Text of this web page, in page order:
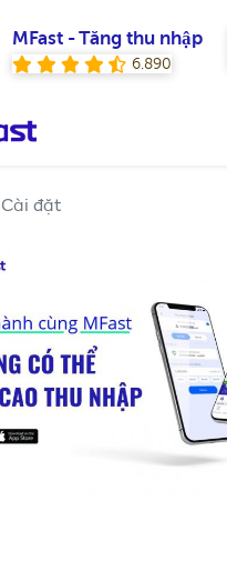
MFast - Tăng thu nhập
6.890
Cài đặt